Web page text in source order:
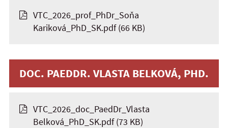
VTC_2026_prof_PhDr_Soňa
Kariková_PhD_SK.pdf(66 KB)
DOC. PAEDDR. VLASTA BELKOVÁ, PHD.
VTC_2026_doc_PaedDr_Vlasta
Belková_PhD_SK.pdf(73 KB)